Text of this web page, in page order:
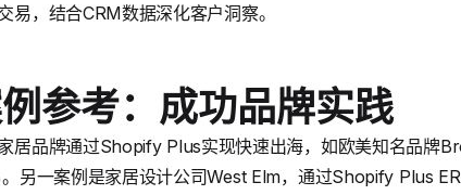
易，结合CRM数据深化客户洞察。
参考：成功品牌实践
居品牌通过Shopify Plus实现快速出海，如欧美知名品牌
另一案例是家居设计公司West Elm，通过Shopify Plus